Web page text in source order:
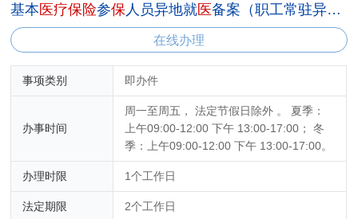
基本医疗保险参保 人员异地就医备案（职工常驻异地工作人员）
在线办理
事项类别 即办件
办事时间
周一至周五， 法定节假日除外 。 夏季：
上午09:00-12:00 下午 13:00-17:00； 冬
季：上午09:00-12:00 下午 13:00-17:00。
办理时限 1个工作日
法定期限 2个工作日